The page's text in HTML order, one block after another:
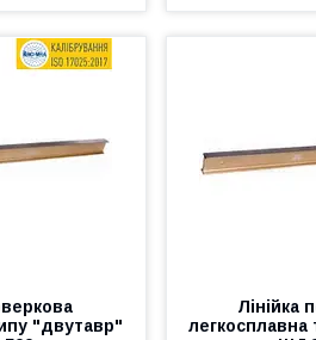
"двутавр"
Лінійка